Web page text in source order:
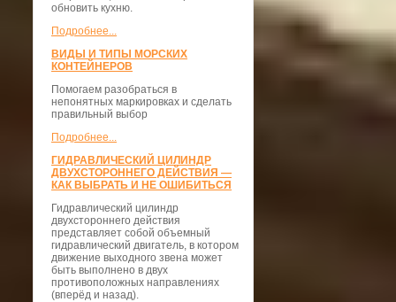
обновить кухню.
Подробнее...
ВИДЫ И ТИПЫ МОРСКИХ
КОНТЕЙНЕРОВ
Помогаем разобраться в
непонятных маркировках и сделать
правильный выбор
Подробнее...
ГИДРАВЛИЧЕСКИЙ ЦИЛИНДР
ДВУХСТОРОННЕГО ДЕЙСТВИЯ —
КАК ВЫБРАТЬ И НЕ ОШИБИТЬСЯ
Гидравлический цилиндр
двухстороннего действия
представляет собой объемный
гидравлический двигатель, в котором
движение выходного звена может
быть выполнено в двух
противоположных направлениях
(вперёд и назад).